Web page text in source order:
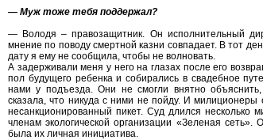
— Муж тоже тебя поддержал?
— Володя – правозащитник. Он исполнительный
мнение по поводу смертной казни совпадает. В тот
дату я ему не сообщила, чтобы не волновать.
А задерживали меня у него на глазах после его
пол будущего ребенка и собирались в свадебное
нами у подъезда. Они не смогли внятно
сказала, что никуда с ними не пойду. И
несанкционированный пикет. Суд длился
членам экологической организации «Зеленая
была их личная инициатива.